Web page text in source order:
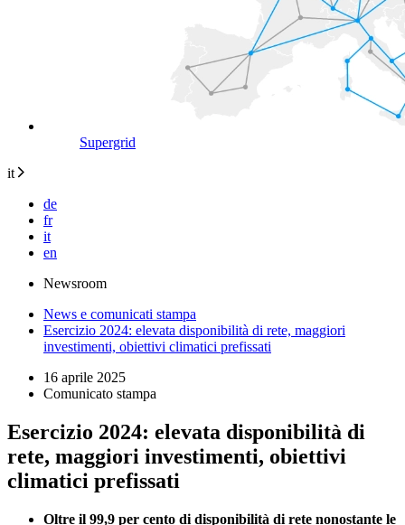
Supergrid
it
de
fr
it
en
Newsroom
News e comunicati stampa
Esercizio 2024: elevata disponibilità di rete, maggiori
investimenti, obiettivi climatici prefissati
16 aprile 2025
Comunicato stampa
Esercizio 2024: elevata disponibilità di
rete, maggiori investimenti, obiettivi
climatici prefissati
Oltre il 99,9 per cento di disponibilità di rete nonostante le